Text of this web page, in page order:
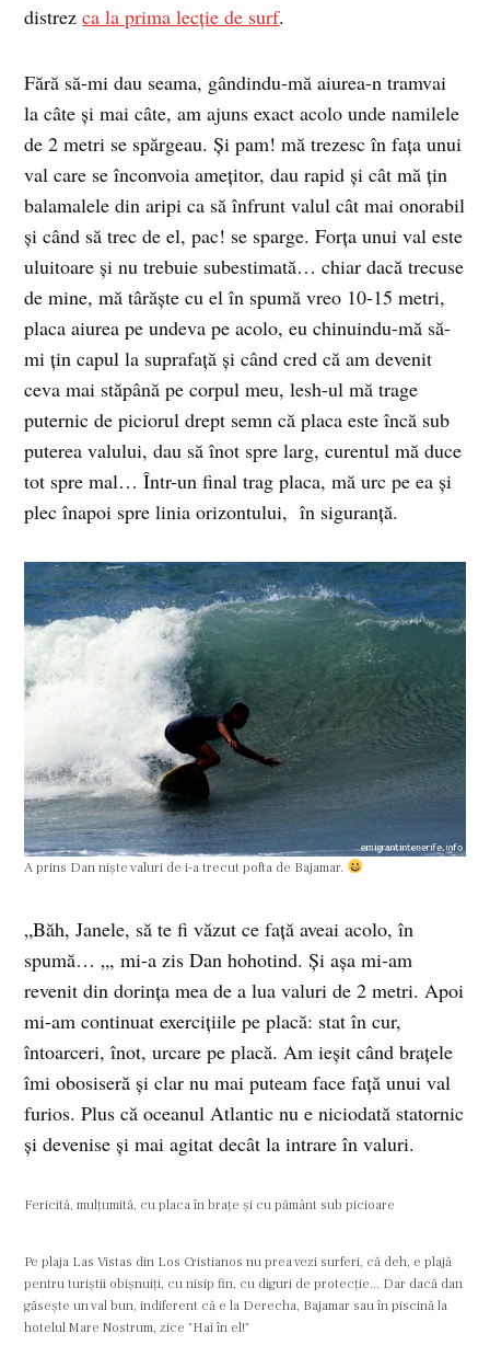
distrezca la prima lecţie de surf.
Fără să-mi dau seama, gândindu-mă aiurea-n tramvai
la câte şi mai câte, am ajuns exact acolo unde namilele
de 2 metri se spărgeau. Şi pam! mă trezesc în faţa unui
val care se înconvoia ameţitor, dau rapid şi cât mă ţin
balamalele din aripi ca să înfrunt valul cât mai onorabil
şi când să trec de el, pac! se sparge. Forţa unui val este
uluitoare şi nu trebuie subestimată… chiar dacă trecuse
de mine, mă târăşte cu el în spumă vreo 10-15 metri,
placa aiurea pe undeva pe acolo, eu chinuindu-mă să-
mi ţin capul la suprafaţă şi când cred că am devenit
ceva mai stăpână pe corpul meu, lesh-ul mă trage
puternic de piciorul drept semn că placa este încă sub
puterea valului, dau să înot spre larg, curentul mă duce
tot spre mal… Într-un final trag placa, mă urc pe ea şi
plec înapoi spre linia orizontului, în siguranţă.
A prins Dan nişte valuri de i-a trecut pofta de Bajamar.
„Băh, Janele, să te fi văzut ce faţă aveai acolo, în
spumă… „, mi-a zis Dan hohotind. Şi aşa mi-am
revenit din dorinţa mea de a lua valuri de 2 metri. Apoi
mi-am continuat exerciţiile pe placă: stat în cur,
întoarceri, înot, urcare pe placă. Am ieşit când braţele
îmi obosiseră şi clar nu mai puteam face faţă unui val
furios. Plus că oceanul Atlantic nu e niciodată statornic
şi devenise şi mai agitat decât la intrare în valuri.
Fericită, mulţumită, cu placa în braţe şi cu pământ sub picioare
Pe plaja Las Vistas din Los Cristianos nu prea vezi surferi, că deh, e plajă
pentru turiştii obişnuiţi, cu nisip fin, cu diguri de protecţie... Dar dacă dan
găseşte un val bun, indiferent că e la Derecha, Bajamar sau în piscină la
hotelul Mare Nostrum, zice "Hai în el!"